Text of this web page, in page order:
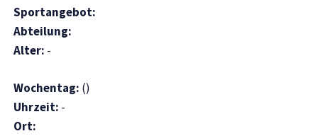
Sportangebot:
Abteilung:
Alter: -
Wochentag: ()
Uhrzeit: -
Ort: